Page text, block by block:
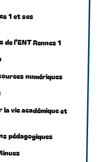
1 et ses
l’ENT Rennes 1
numériques
la vie académique et
pédagogiques